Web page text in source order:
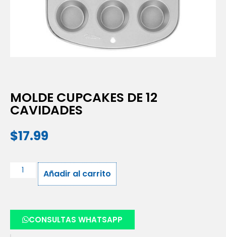
MOLDE CUPCAKES DE 12
CAVIDADES
$17.99
Añadir al carrito
CONSULTAS WHATSAPP